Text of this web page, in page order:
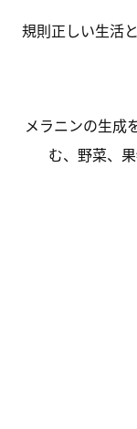
規則正しい生活
メラニンの生成
む、野菜、